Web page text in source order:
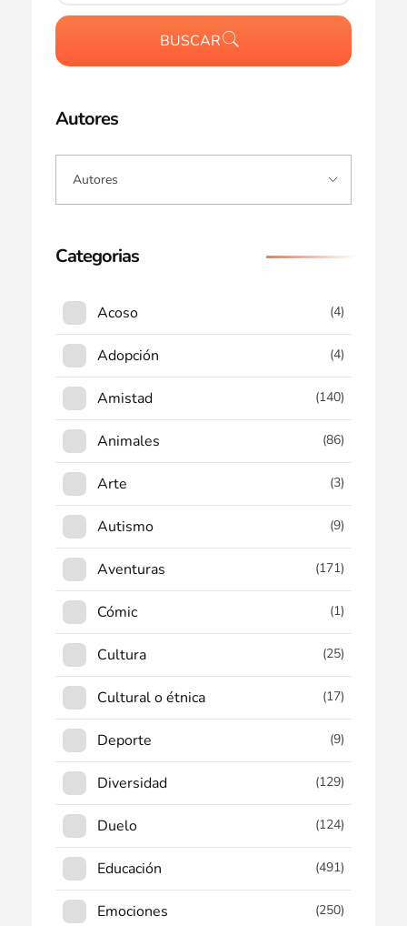
BUSCAR
Autores
Categorias
Acoso (4)
Adopción (4)
Amistad (140)
Animales (86)
Arte (3)
Autismo (9)
Aventuras (171)
Cómic (1)
Cultura (25)
Cultural o étnica (17)
Deporte (9)
Diversidad (129)
Duelo (124)
Educación (491)
Emociones (250)